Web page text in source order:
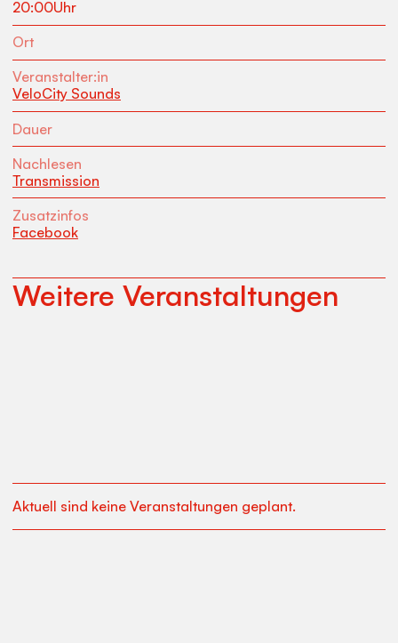
20:00Uhr
Ort
Veranstalter:in
VeloCity Sounds
Dauer
Nachlesen
Transmission
Zusatzinfos
Facebook
Weitere Veranstaltungen
Aktuell sind keine Veranstaltungen geplant.